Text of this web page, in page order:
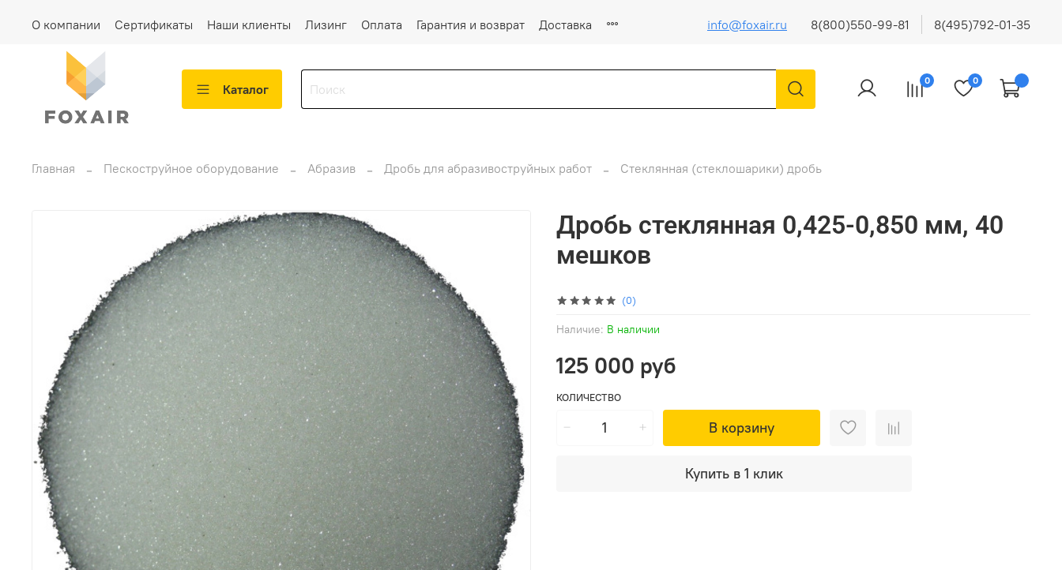
О компании Сертификаты Наши клиенты Лизинг Оплата Гарантия и возврат Доставка info@foxair.ru 8(800)550-99-81 8(495)792-01-35
Каталог
0 0
Главная Пескоструйное оборудование Абразив Дробь для абразивоструйных работ Стеклянная (стеклошарики) дробь
(0)
Наличие: В наличии
Дробь стеклянная 0,425-0,850 мм, 40
мешков
125 000 руб
КОЛИЧЕСТВО
В корзину
Купить в 1 клик